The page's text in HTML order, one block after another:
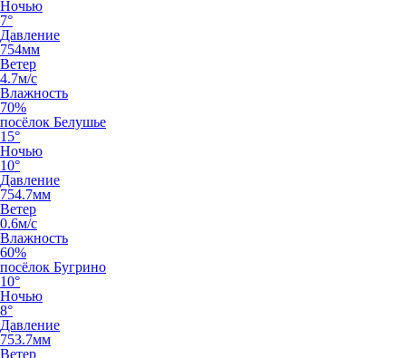
Ночью
7°
Давление
754мм
Ветер
4.7м/с
Влажность
70%
посёлок Белушье
15°
Ночью
10°
Давление
754.7мм
Ветер
0.6м/с
Влажность
60%
посёлок Бугрино
10°
Ночью
8°
Давление
753.7мм
Ветер